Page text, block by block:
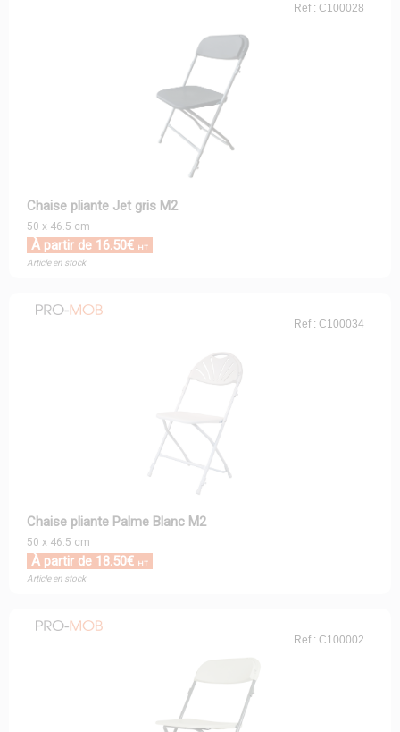
Ref : C100028
Chaise pliante Jet gris M2
50 x 46.5 cm
À partir de 16.50€ HT
Article en stock
Ref : C100034
Chaise pliante Palme Blanc M2
50 x 46.5 cm
À partir de 18.50€ HT
Article en stock
Ref : C100002